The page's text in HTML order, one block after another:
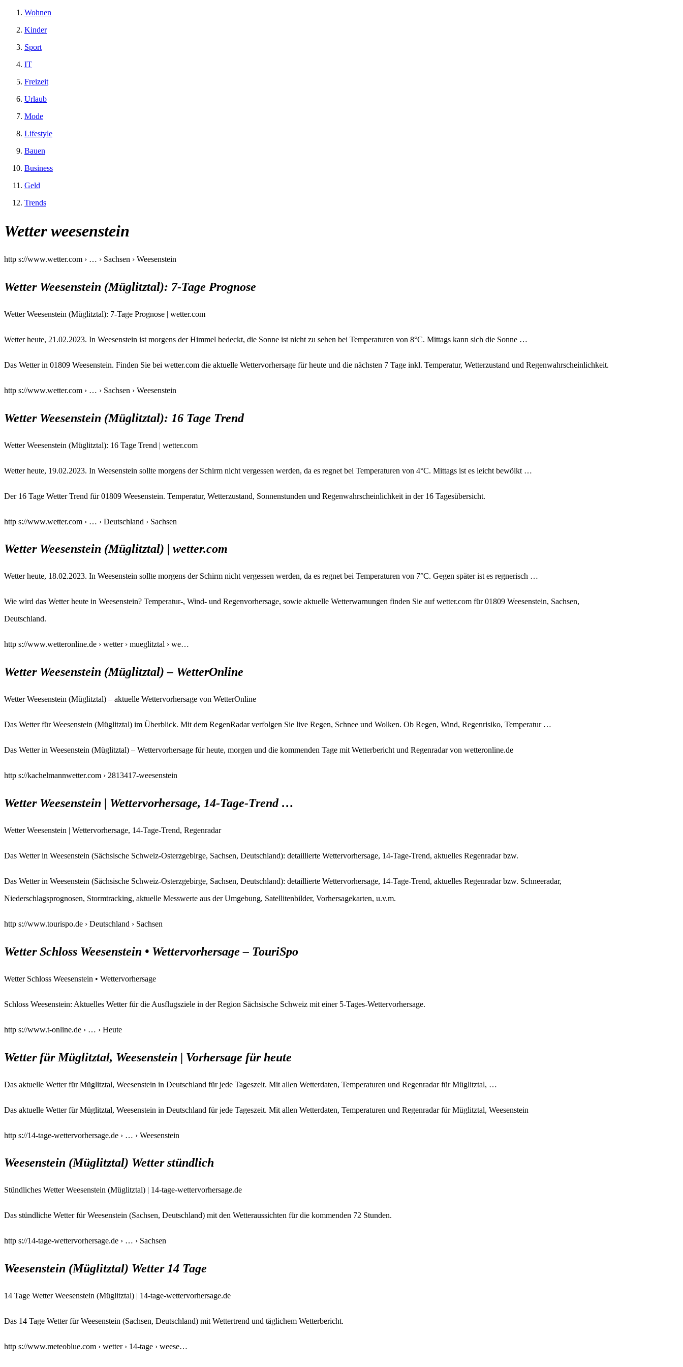
Wohnen
Kinder
Sport
IT
Freizeit
Urlaub
Mode
Lifestyle
Bauen
Business
Geld
Trends
Wetter weesenstein
http s://www.wetter.com › … › Sachsen › Weesenstein
Wetter Weesenstein (Müglitztal): 7-Tage Prognose
Wetter Weesenstein (Müglitztal): 7-Tage Prognose | wetter.com
Wetter heute, 21.02.2023. In Weesenstein ist morgens der Himmel bedeckt, die Sonne ist nicht zu sehen bei Temperaturen von 8°C. Mittags kann sich die Sonne …
Das Wetter in 01809 Weesenstein. Finden Sie bei wetter.com die aktuelle Wettervorhersage für heute und die nächsten 7 Tage inkl. Temperatur, Wetterzustand und Regenwahrscheinlichkeit.
http s://www.wetter.com › … › Sachsen › Weesenstein
Wetter Weesenstein (Müglitztal): 16 Tage Trend
Wetter Weesenstein (Müglitztal): 16 Tage Trend | wetter.com
Wetter heute, 19.02.2023. In Weesenstein sollte morgens der Schirm nicht vergessen werden, da es regnet bei Temperaturen von 4°C. Mittags ist es leicht bewölkt …
Der 16 Tage Wetter Trend für 01809 Weesenstein. Temperatur, Wetterzustand, Sonnenstunden und Regenwahrscheinlichkeit in der 16 Tagesübersicht.
http s://www.wetter.com › … › Deutschland › Sachsen
Wetter Weesenstein (Müglitztal) | wetter.com
Wetter heute, 18.02.2023. In Weesenstein sollte morgens der Schirm nicht vergessen werden, da es regnet bei Temperaturen von 7°C. Gegen später ist es regnerisch …
Wie wird das Wetter heute in Weesenstein? Temperatur-, Wind- und Regenvorhersage, sowie aktuelle Wetterwarnungen finden Sie auf wetter.com für 01809 Weesenstein, Sachsen,
Deutschland.
http s://www.wetteronline.de › wetter › mueglitztal › we…
Wetter Weesenstein (Müglitztal) – WetterOnline
Wetter Weesenstein (Müglitztal) – aktuelle Wettervorhersage von WetterOnline
Das Wetter für Weesenstein (Müglitztal) im Überblick. Mit dem RegenRadar verfolgen Sie live Regen, Schnee und Wolken. Ob Regen, Wind, Regenrisiko, Temperatur …
Das Wetter in Weesenstein (Müglitztal) – Wettervorhersage für heute, morgen und die kommenden Tage mit Wetterbericht und Regenradar von wetteronline.de
http s://kachelmannwetter.com › 2813417-weesenstein
Wetter Weesenstein | Wettervorhersage, 14-Tage-Trend …
Wetter Weesenstein | Wettervorhersage, 14-Tage-Trend, Regenradar
Das Wetter in Weesenstein (Sächsische Schweiz-Osterzgebirge, Sachsen, Deutschland): detaillierte Wettervorhersage, 14-Tage-Trend, aktuelles Regenradar bzw.
Das Wetter in Weesenstein (Sächsische Schweiz-Osterzgebirge, Sachsen, Deutschland): detaillierte Wettervorhersage, 14-Tage-Trend, aktuelles Regenradar bzw. Schneeradar,
Niederschlagsprognosen, Stormtracking, aktuelle Messwerte aus der Umgebung, Satellitenbilder, Vorhersagekarten, u.v.m.
http s://www.tourispo.de › Deutschland › Sachsen
Wetter Schloss Weesenstein • Wettervorhersage – TouriSpo
Wetter Schloss Weesenstein • Wettervorhersage
Schloss Weesenstein: Aktuelles Wetter für die Ausflugsziele in der Region Sächsische Schweiz mit einer 5-Tages-Wettervorhersage.
http s://www.t-online.de › … › Heute
Wetter für Müglitztal, Weesenstein | Vorhersage für heute
Das aktuelle Wetter für Müglitztal, Weesenstein in Deutschland für jede Tageszeit. Mit allen Wetterdaten, Temperaturen und Regenradar für Müglitztal, …
Das aktuelle Wetter für Müglitztal, Weesenstein in Deutschland für jede Tageszeit. Mit allen Wetterdaten, Temperaturen und Regenradar für Müglitztal, Weesenstein
http s://14-tage-wettervorhersage.de › … › Weesenstein
Weesenstein (Müglitztal) Wetter stündlich
Stündliches Wetter Weesenstein (Müglitztal) | 14-tage-wettervorhersage.de
Das stündliche Wetter für Weesenstein (Sachsen, Deutschland) mit den Wetteraussichten für die kommenden 72 Stunden.
http s://14-tage-wettervorhersage.de › … › Sachsen
Weesenstein (Müglitztal) Wetter 14 Tage
14 Tage Wetter Weesenstein (Müglitztal) | 14-tage-wettervorhersage.de
Das 14 Tage Wetter für Weesenstein (Sachsen, Deutschland) mit Wettertrend und täglichem Wetterbericht.
http s://www.meteoblue.com › wetter › 14-tage › weese…